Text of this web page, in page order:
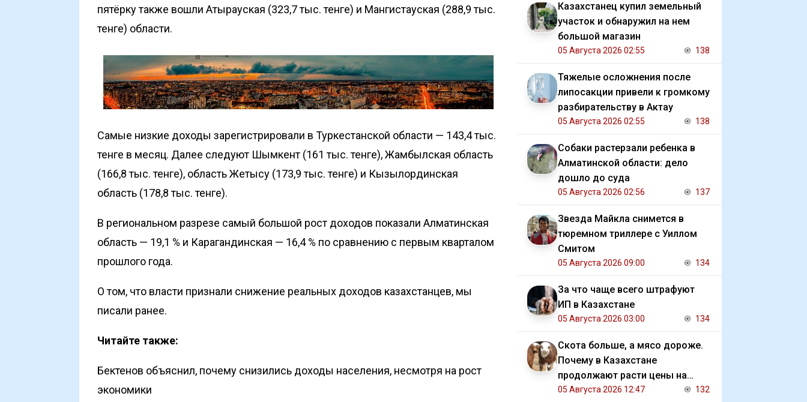
пятёрку также вошли Атырауская (323,7 тыс. тенге) и Мангистауская (288,9 тыс.
тенге) области.
Самые низкие доходы зарегистрировали в Туркестанской области — 143,4 тыс.
тенге в месяц. Далее следуют Шымкент (161 тыс. тенге), Жамбылская область
(166,8 тыс. тенге), область Жетысу (173,9 тыс. тенге) и Кызылординская
область (178,8 тыс. тенге).
В региональном разрезе самый большой рост доходов показали Алматинская
область — 19,1 % и Карагандинская — 16,4 % по сравнению с первым кварталом
прошлого года.
О том, что власти признали снижение реальных доходов казахстанцев, мы
писали ранее.
Читайте также:
Бектенов объяснил, почему снизились доходы населения, несмотря на рост
экономики
Казахстанец купил земельный
участок и обнаружил на нем
большой магазин
05 Августа 2026 02:55 138
Тяжелые осложнения после
липосакции привели к громкому
разбирательству в Актау
05 Августа 2026 02:55 138
Собаки растерзали ребенка в
Алматинской области: дело
дошло до суда
05 Августа 2026 02:56 137
Звезда Майкла снимется в
тюремном триллере с Уиллом
Смитом
05 Августа 2026 09:00 134
За что чаще всего штрафуют
ИП в Казахстане
05 Августа 2026 03:00 134
Скота больше, а мясо дороже.
Почему в Казахстане
продолжают расти цены на
баранину и конину
05 Августа 2026 12:47 132